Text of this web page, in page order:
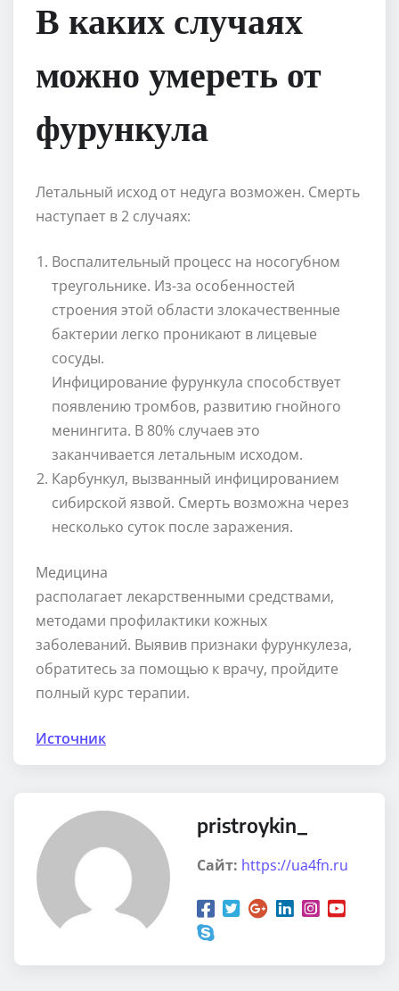
В каких случаях
можно умереть от
фурункула
Летальный исход от недуга возможен. Смерть
наступает в 2 случаях:
Воспалительный процесс на носогубном
треугольнике. Из-за особенностей
строения этой области злокачественные
бактерии легко проникают в лицевые
сосуды.
Инфицирование фурункула способствует
появлению тромбов, развитию гнойного
менингита. В 80% случаев это
заканчивается летальным исходом.
Карбункул, вызванный инфицированием
сибирской язвой. Смерть возможна через
несколько суток после заражения.
Медицина
располагает лекарственными средствами,
методами профилактики кожных
заболеваний. Выявив признаки фурункулеза,
обратитесь за помощью к врачу, пройдите
полный курс терапии.
Источник
pristroykin_
Сайт: https://ua4fn.ru